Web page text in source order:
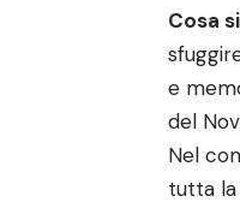
Cosa
e
del
Nel
tutta la